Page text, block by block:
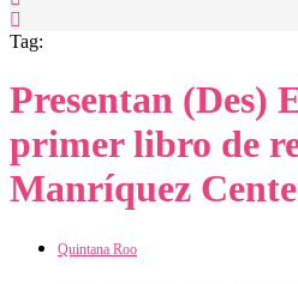
Tag:
Presentan (Des)
primer libro de
Manríquez
Quintana Roo